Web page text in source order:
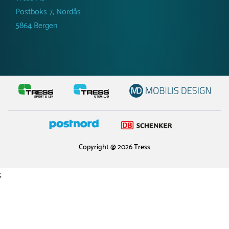
Postboks 7, Nordås
5864 Bergen
Copyright @ 2026 Tress
;